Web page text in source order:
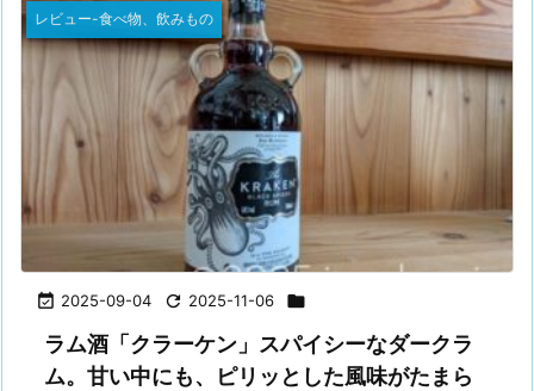
 2025-09-04  2025-11-06 
レビュー-食べ物、飲みもの
ラム酒「クラーケン」スパイシーなダークラ
ム。甘い中にも、ピリッとした風味がたまら